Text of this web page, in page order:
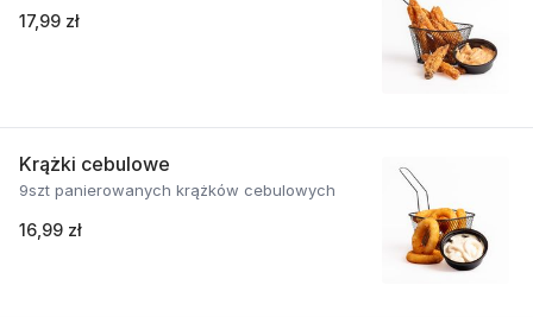
17,99 zł
Krążki cebulowe
9szt panierowanych krążków cebulowych
16,99 zł